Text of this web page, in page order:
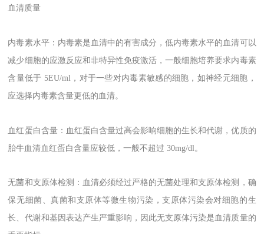
血清质量
内毒素水平：内毒素是血清中的有害成分，低内毒素水平的血清可以
减少细胞的应激反应和非特异性免疫激活，一般细胞培养要求内毒素
含量低于 5EU/ml，对于一些对内毒素敏感的细胞，如神经元细胞，
应选择内毒素含量更低的血清。
血红蛋白含量：血红蛋白含量过高会影响细胞的生长和代谢，优质的
胎牛血清血红蛋白含量应较低，一般不超过 30mg/dl 。
无菌和支原体检测：血清必须经过严格的无菌处理和支原体检测，确
保无细菌、真菌和支原体等微生物污染，支原体污染会对细胞的生
长、代谢和基因表达产生严重影响，因此无支原体污染是血清质量的